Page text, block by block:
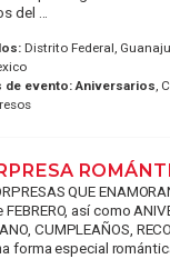
del ...
Distrito Federal,
de evento: Aniversarios ,
QUE
FEBRERO, así como
CUMPLEAÑOS,
forma especial romántica